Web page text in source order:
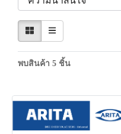
พบสินค้า 5 ชิ้น